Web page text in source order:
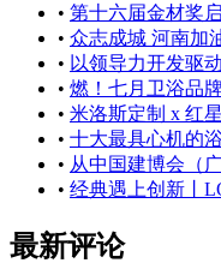
• 第十六届金材奖
• 众志成城 河南加
• 以领导力开发驱
• 燃！七月卫浴品
• 米洛斯定制 x 红
• 十大最具心机的
• 从中国建博会（
• 经典遇上创新丨
最新评论